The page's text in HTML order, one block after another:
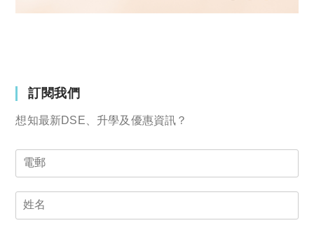
訂閱我們
想知最新DSE、升學及優惠資訊？